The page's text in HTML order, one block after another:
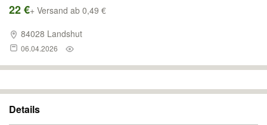
22 €+ Versand ab 0,49 €
84028 Landshut
06.04.2026
Details